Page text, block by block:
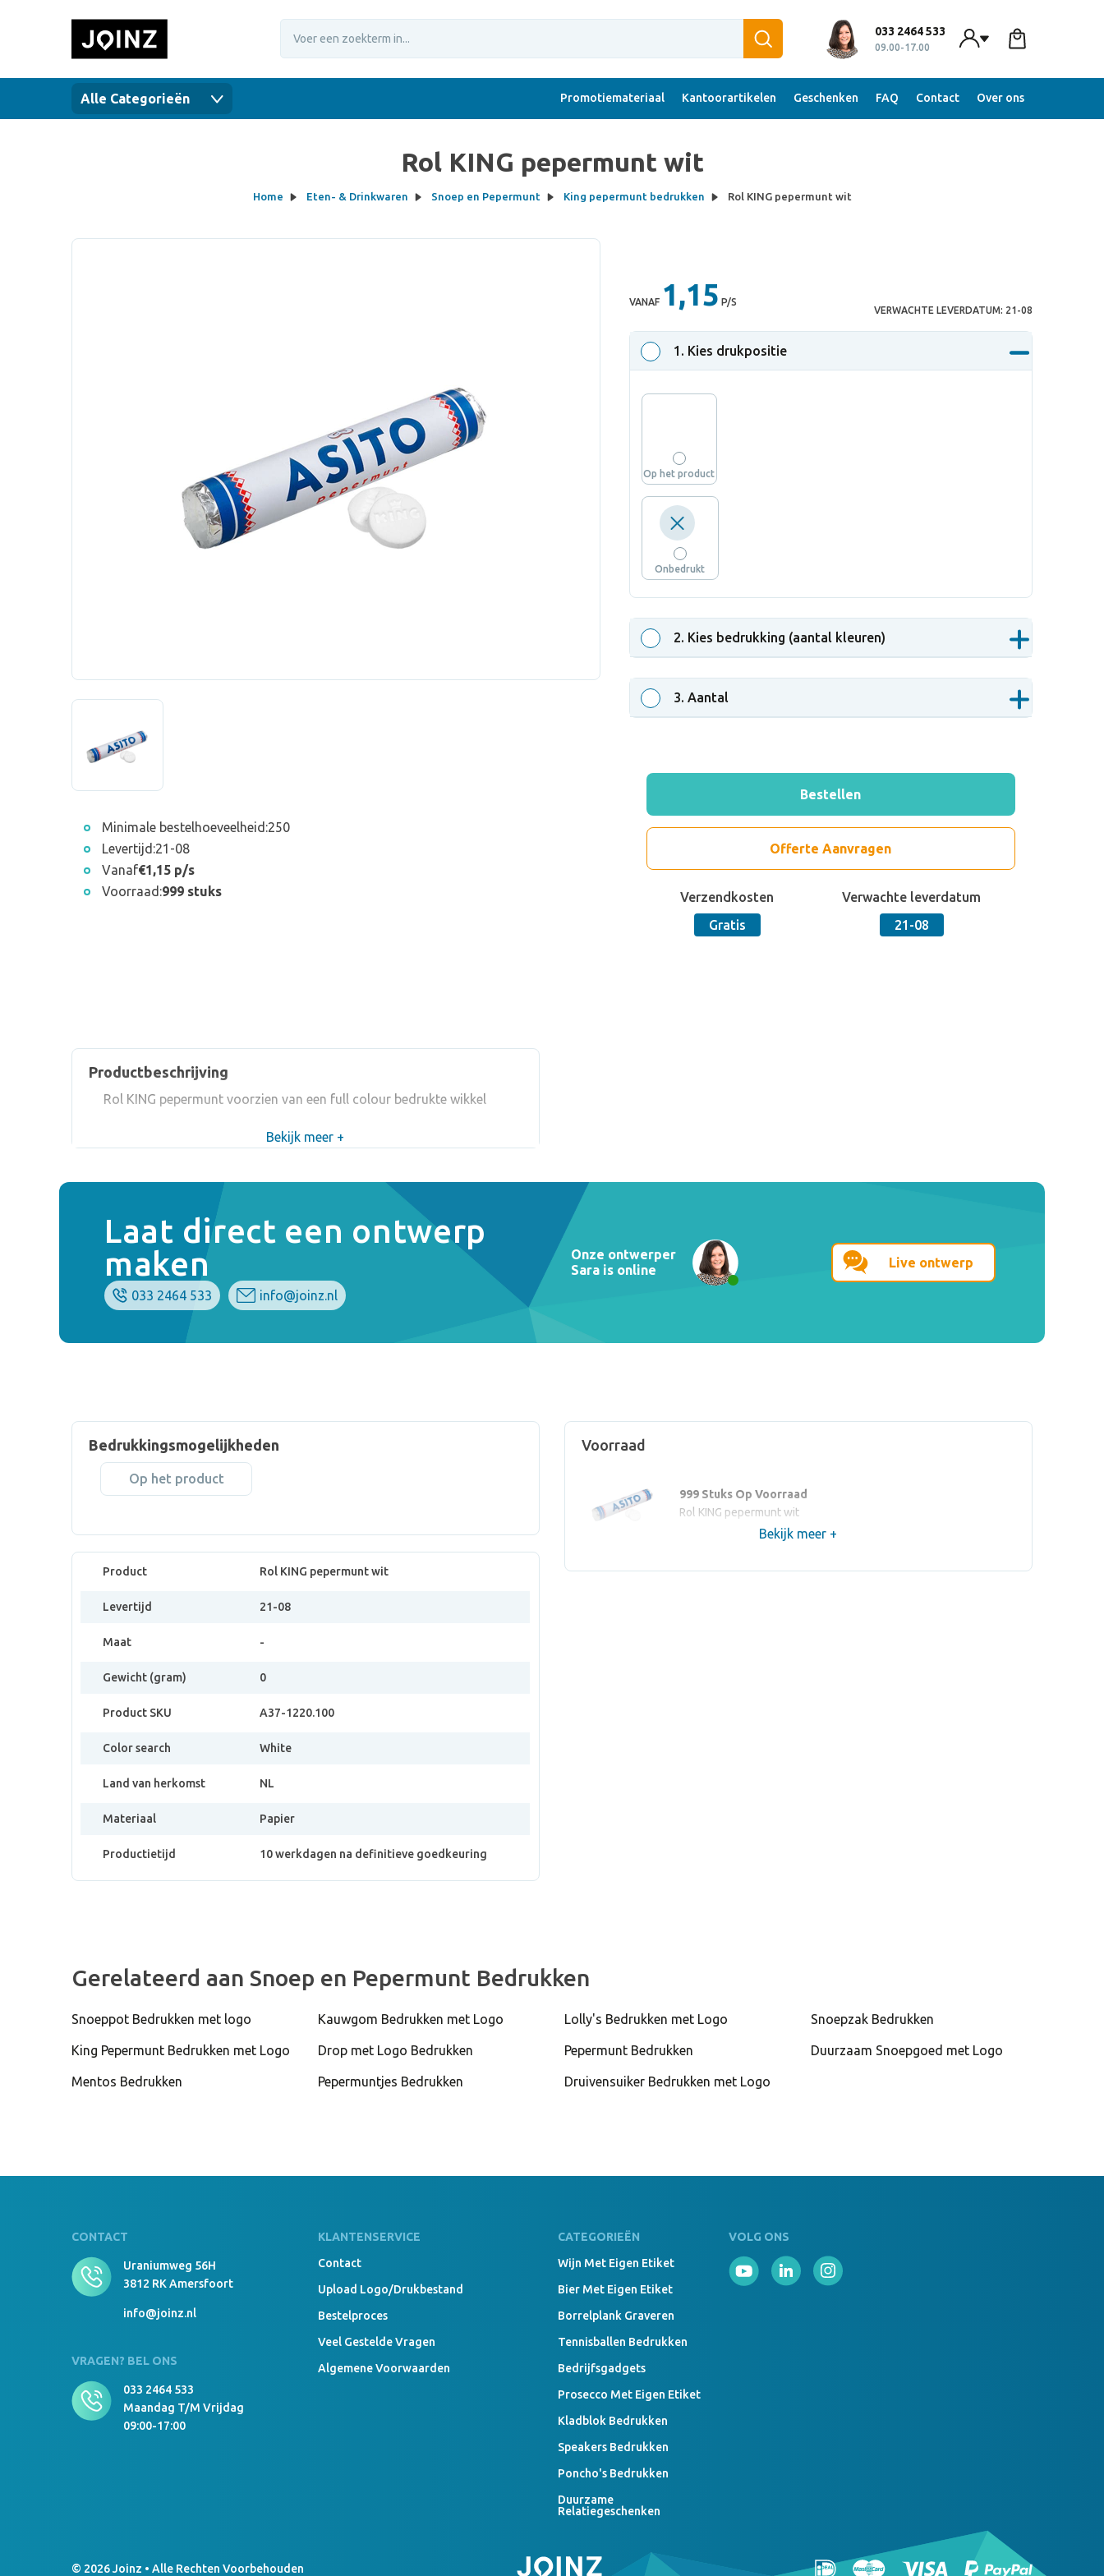
033 2464 533
09.00-17.00
Alle Categorieën Promotiemateriaal Kantoorartikelen Geschenken FAQ Contact Over ons
Rol KING pepermunt wit
Home Eten- & Drinkwaren Snoep en Pepermunt King pepermunt bedrukken Rol KING pepermunt wit
Minimale bestelhoeveelheid:250
Levertijd:21-08
Vanaf€1,15 p/s
Voorraad:999 stuks
VANAF 1,15 P/S
VERWACHTE LEVERDATUM: 21-08
1 . Kies drukpositie
Op het product
Onbedrukt
2. Kies bedrukking (aantal kleuren)
3. Aantal
Bestellen
Offerte Aanvragen
Verzendkosten
Gratis
Verwachte leverdatum
21-08
Productbeschrijving
Rol KING pepermunt voorzien van een full colour bedrukte wikkel
Bekijk meer +
Laat direct een ontwerp
maken
033 2464 533 info@joinz.nl
Onze ontwerper
Sara is online
Live ontwerp
Bedrukkingsmogelijkheden
Op het product
Product Rol KING pepermunt wit
Levertijd 21-08
Maat -
Gewicht (gram) 0
Product SKU A37-1220.100
Color search White
Land van herkomst NL
Materiaal Papier
Productietijd 10 werkdagen na definitieve goedkeuring
Voorraad
999 Stuks Op Voorraad
Rol KING pepermunt wit
Bekijk meer +
Gerelateerd aan Snoep en Pepermunt Bedrukken
Snoeppot Bedrukken met logo
King Pepermunt Bedrukken met Logo
Mentos Bedrukken
Kauwgom Bedrukken met Logo
Drop met Logo Bedrukken
Pepermuntjes Bedrukken
Lolly's Bedrukken met Logo
Pepermunt Bedrukken
Druivensuiker Bedrukken met Logo
Snoepzak Bedrukken
Duurzaam Snoepgoed met Logo
CONTACT
Uraniumweg 56H
3812 RK Amersfoort
info@joinz.nl
VRAGEN? BEL ONS
033 2464 533
Maandag T/m Vrijdag
09:00-17:00
KLANTENSERVICE
Contact
Upload Logo/drukbestand
Bestelproces
Veel Gestelde Vragen
Algemene Voorwaarden
CATEGORIEËN
Wijn Met Eigen Etiket
Bier Met Eigen Etiket
Borrelplank Graveren
Tennisballen Bedrukken
Bedrijfsgadgets
Prosecco Met Eigen Etiket
Kladblok Bedrukken
Speakers Bedrukken
Poncho's Bedrukken
Duurzame
Relatiegeschenken
VOLG ONS
© 2026 Joinz • Alle Rechten Voorbehouden